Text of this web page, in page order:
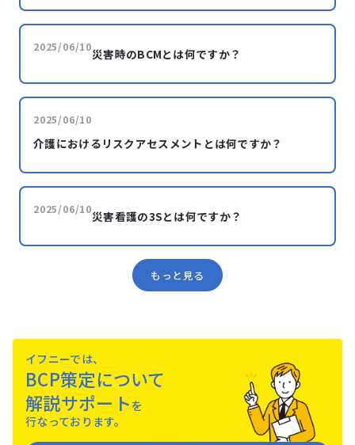
2025/06/10災害時のBCMとは何ですか？
2025/06/10
介護におけるリスクアセスメントとは何ですか？
2025/06/10災害看護の3Sとは何ですか？
もっと見る
イフニーでは、
BCP策定について
解説サポート を
⾏なっております。